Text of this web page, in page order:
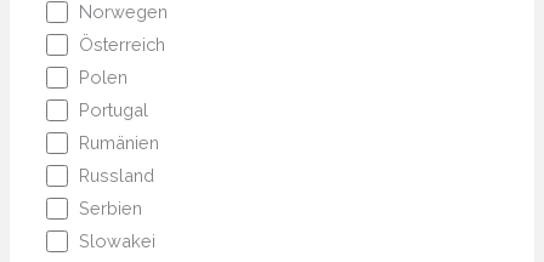
Norwegen
Österreich
Polen
Portugal
Rumänien
Russland
Serbien
Slowakei